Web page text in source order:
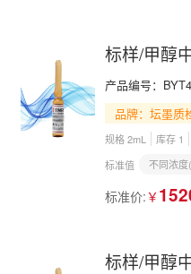
标样/甲醇
产品编号：
品牌：坛墨质
规格 2mL 库存 1
标准值
不同浓
标准价: ￥
标样/甲醇